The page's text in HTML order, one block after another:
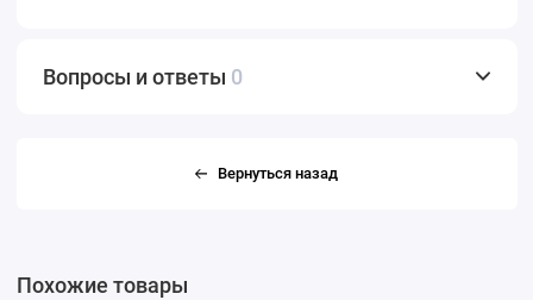
Вопросы и ответы 0
Вернуться назад
Похожие товары